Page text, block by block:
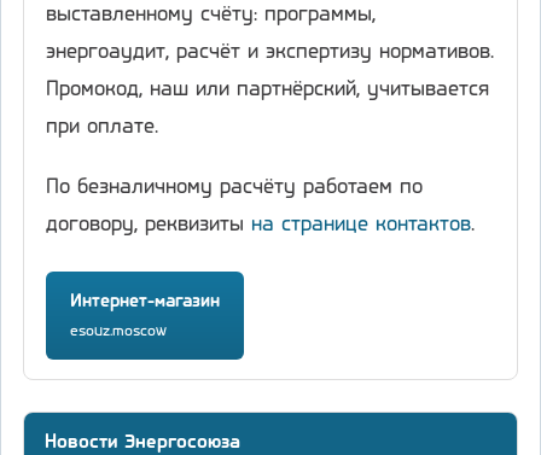
выставленному счёту: программы,
энергоаудит, расчёт и экспертизу нормативов.
Промокод, наш или партнёрский, учитывается
при оплате.
По безналичному расчёту работаем по
договору, реквизиты на странице контактов.
Интернет-магазин
esouz.moscow
Новости Энергосоюза